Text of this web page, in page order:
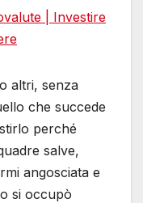
| Investire
altri, senza
che succede
perché
salve,
angosciata e
si occupò